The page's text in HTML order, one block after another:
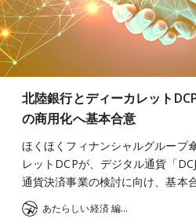
北陸銀行とディーカレット
の商用化へ基本合意
ほくほくフィナンシャルグループ
レットDCPが、デジタル通貨「
通貨決済事業の検討に向け、基本
あたらしい経済 編集部